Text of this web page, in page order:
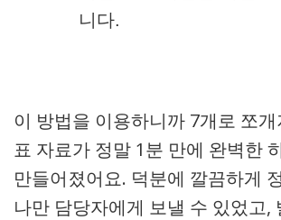
니다.
이 방법을 이용하니까 7개로 쪼
표 자료가 정말 1분 만에 완벽한
만들어졌어요. 덕분에 깔끔하게
나만 담당자에게 보낼 수 있었고,